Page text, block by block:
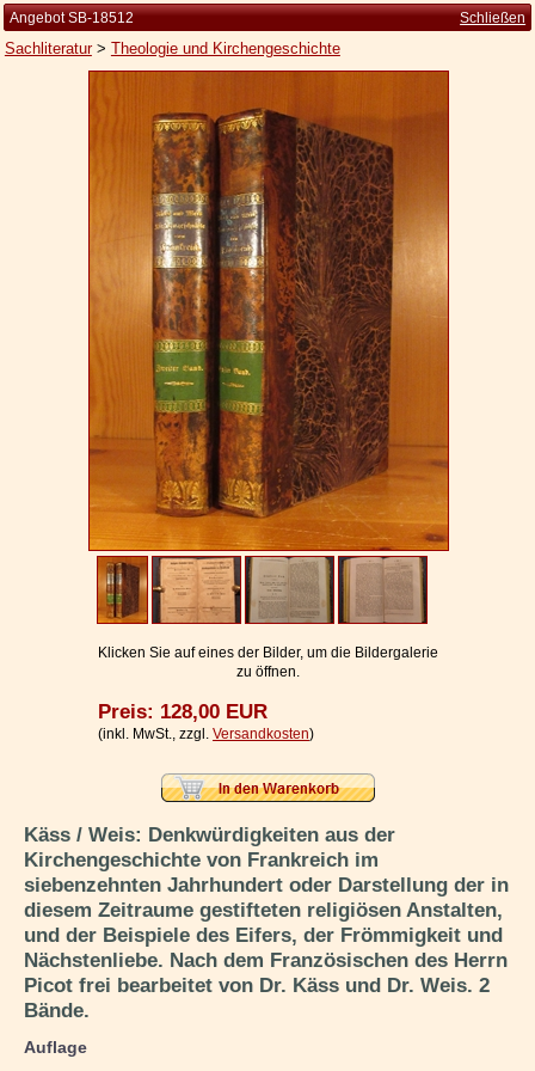
Kleine Kulturgeschichte
Die Brockhaus Auflagen
Widerrufsbelehrung
Geschäftsbedingungen
Datenschutzerklärung
Impressum / Kontakt
Vertrag widerrufen
Ihr Warenkorb
Angebot SB-18512 Schließen
Sachliteratur> Theologie und Kirchengeschichte
Klicken Sie auf eines der Bilder, um die Bildergalerie
zu öffnen.
Preis: 128,00 EUR
(inkl. MwSt., zzgl. Versandkosten)
Käss / Weis: Denkwürdigkeiten aus der
Kirchengeschichte von Frankreich im
siebenzehnten Jahrhundert oder Darstellung der in
diesem Zeitraume gestifteten religiösen Anstalten,
und der Beispiele des Eifers, der Frömmigkeit und
Nächstenliebe. Nach dem Französischen des Herrn
Picot frei bearbeitet von Dr. Käss und Dr. Weis. 2
Bände.
Auflage